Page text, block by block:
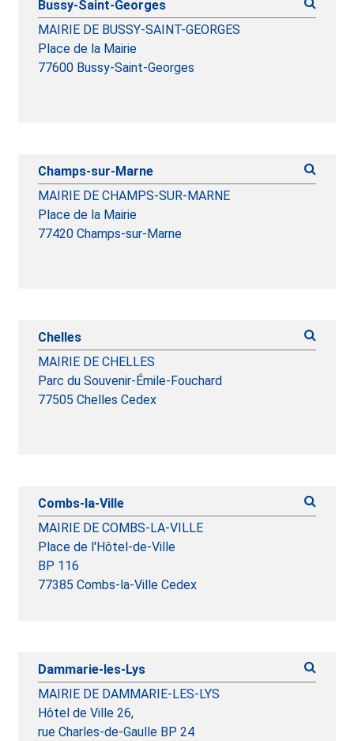
Bussy-Saint-Georges
MAIRIE DE BUSSY-SAINT-GEORGES
Place de la Mairie
77600 Bussy-Saint-Georges
Champs-sur-Marne
MAIRIE DE CHAMPS-SUR-MARNE
Place de la Mairie
77420 Champs-sur-Marne
Chelles
MAIRIE DE CHELLES
Parc du Souvenir-Émile-Fouchard
77505 Chelles Cedex
Combs-la-Ville
MAIRIE DE COMBS-LA-VILLE
Place de l'Hôtel-de-Ville
BP 116
77385 Combs-la-Ville Cedex
Dammarie-les-Lys
MAIRIE DE DAMMARIE-LES-LYS
Hôtel de Ville 26,
rue Charles-de-Gaulle BP 24